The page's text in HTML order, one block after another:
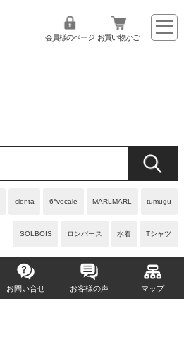
cienta 6°vocale MARLMARL tumugu
SOLBOIS ロンパース 水着 Tシャツ
会員様のページ お買い物かご
お問い合せ お客様の声 マップ